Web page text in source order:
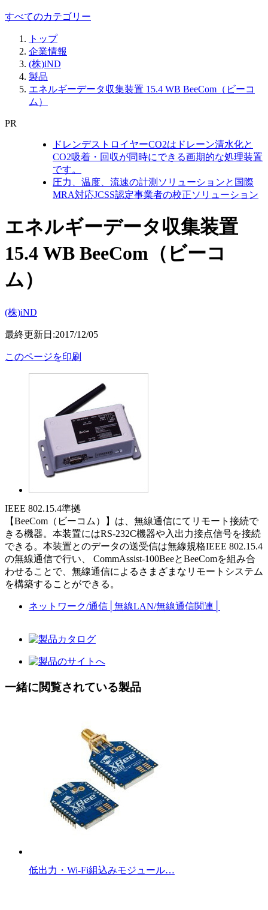
すべてのカテゴリー
トップ
企業情報
(株)iND
製品
エネルギーデータ収集装置 15.4 WB BeeCom（ビーコ
ム）
PR
ドレンデストロイヤーCO2はドレーン清水化と
CO2吸着・回収が同時にできる画期的な処理装置
です。
圧力、温度、流速の計測ソリューションと国際
MRA対応JCSS認定事業者の校正ソリューション
エネルギーデータ収集装置
15.4 WB BeeCom（ビーコ
ム）
(株)iND
最終更新日:2017/12/05
このページを印刷
IEEE 802.15.4準拠
【BeeCom（ビーコム）】は、無線通信にてリモート接続で
きる機器。本装置にはRS-232C機器や入出力接点信号を接続
できる。本装置とのデータの送受信は無線規格IEEE 802.15.4
の無線通信で行い、 CommAssist-100BeeとBeeComを組み合
わせることで、無線通信によるさまざまなリモートシステム
を構築することができる。
ネットワーク/通信 無線LAN/無線通信関連
一緒に閲覧されている製品
低出力・Wi-Fi組込みモジュール…